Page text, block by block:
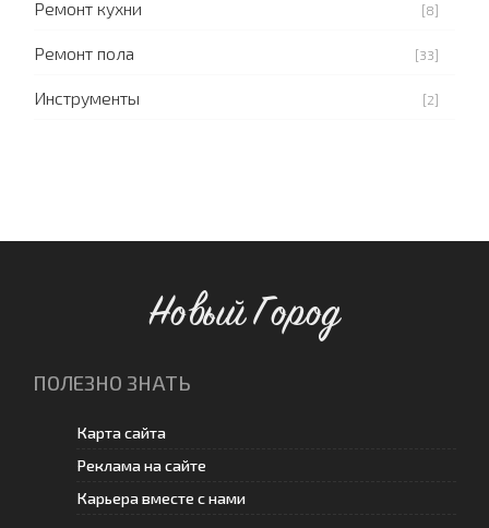
Ремонт кухни [8]
Ремонт пола [33]
Инструменты [2]
Новый Город
ПОЛЕЗНО ЗНАТЬ
Карта сайта
Реклама на сайте
Карьера вместе с нами